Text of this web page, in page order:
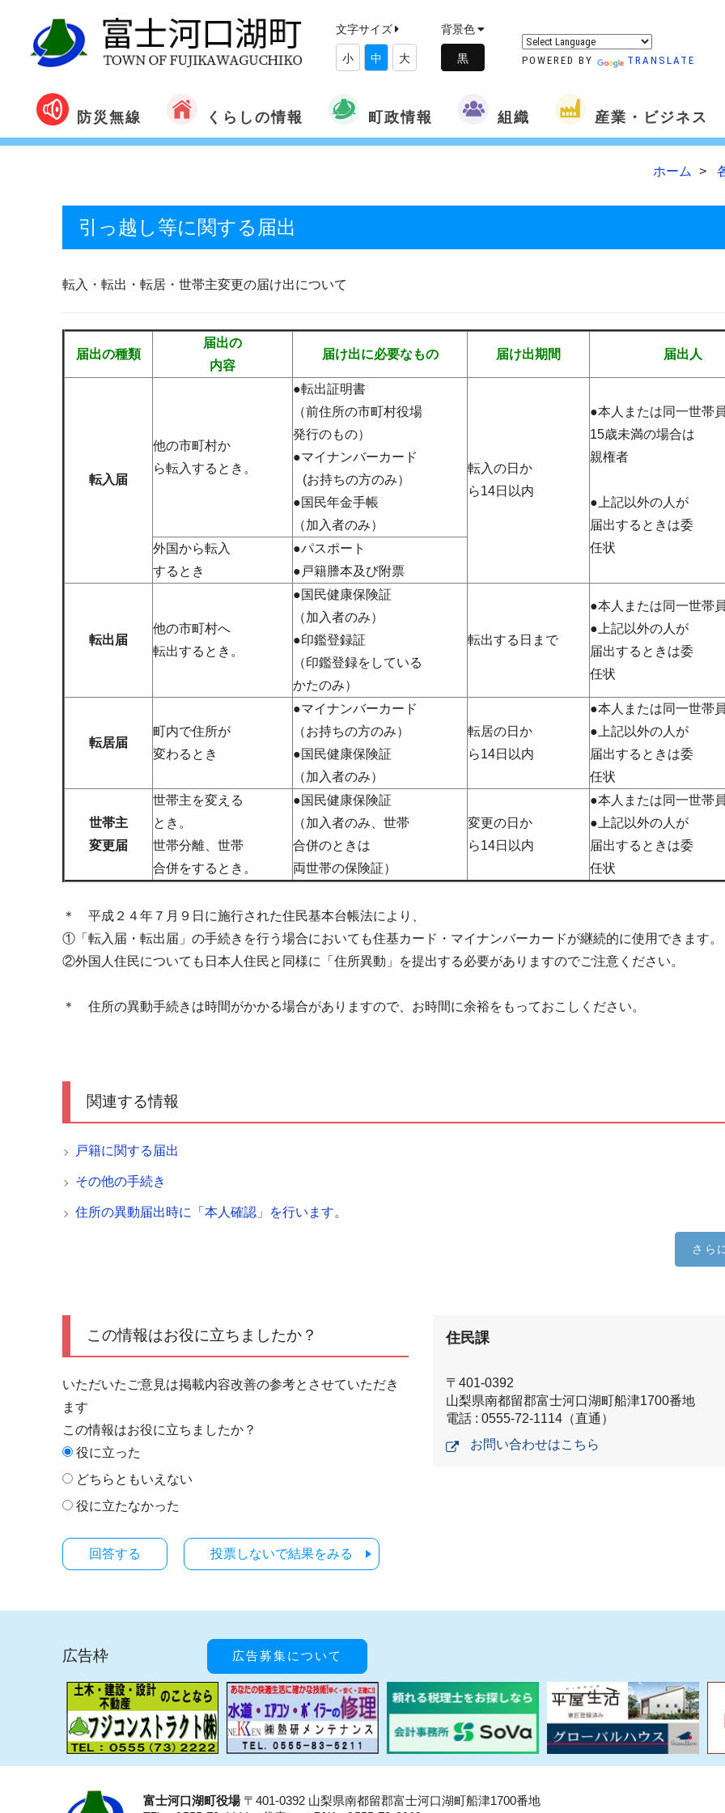
文字サイズ
小 中 大
背景色
POWERED BY TRANSLATE
防災無線 くらしの情報 町政情報 組織 産業・ビジネス
ホーム
引っ越し等に関する届出
転入・転出・転居・世帯主変更の届け出について
届出の種類
届出の
内容
届け出に必要なもの 届け出期間 届出人
転入届
他の市町村か
ら転入するとき。
●転出証明書
（前住所の市町村役場
発行のもの）
●マイナンバーカード
(お持ちの方のみ）
●国民年金手帳
（加入者のみ）
転入の日か
ら14日以内
●本人または同一世帯
15歳未満の場合は
親権者
●上記以外の人が
届出するときは委
任状
外国から転入
するとき
●パスポート
●戸籍謄本及び附票
転出届
他の市町村へ
転出するとき。
●国民健康保険証
（加入者のみ）
●印鑑登録証
（印鑑登録をしている
かたのみ）
転出する日まで
●本人または同一世帯
●上記以外の人が
届出するときは委
任状
転居届
町内で住所が
変わるとき
●マイナンバーカード
（お持ちの方のみ）
●国民健康保険証
（加入者のみ）
転居の日か
ら14日以内
●本人または同一世帯
●上記以外の人が
届出するときは委
任状
世帯主
変更届
世帯主を変える
とき。
世帯分離、世帯
合併をするとき。
●国民健康保険証
（加入者のみ、世帯
合併のときは
両世帯の保険証）
変更の日か
ら14日以内
●本人または同一世帯
●上記以外の人が
届出するときは委
任状
＊ 平成２４年７月９日に施行された住民基本台帳法により、
①「転入届・転出届」の手続きを行う場合においても住基カード・マイナンバーカードが継続的に使用できます。
②外国人住民についても日本人住民と同様に「住所異動」を提出する必要がありますのでご注意ください。
＊ 住所の異動手続きは時間がかかる場合がありますので、お時間に余裕をもっておこしください。
関連する情報
戸籍に関する届出
その他の手続き
住所の異動届出時に「本人確認」を行います。
さら
この情報はお役に立ちましたか？
いただいたご意見は掲載内容改善の参考とさせていただき
ます
この情報はお役に立ちましたか？
役に立った
どちらともいえない
役に立たなかった
投票しないで結果をみる
住民課
〒401-0392
山梨県南都留郡富士河口湖町船津1700番地
電話 : 0555-72-1114（直通）
お問い合わせはこちら
広告枠 広告募集について
富士河口湖町役場〒401-0392 山梨県南都留郡富士河口湖町船津1700番地